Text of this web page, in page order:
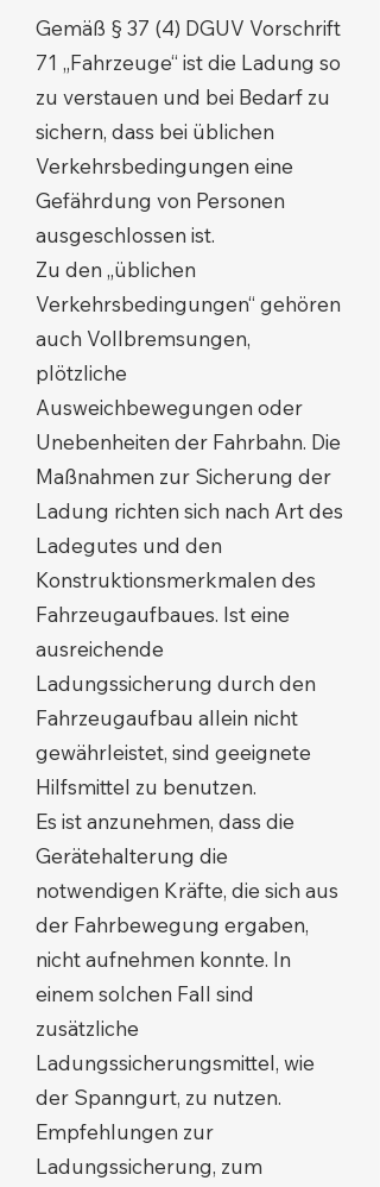
Gemäß § 37 (4) DGUV Vorschrift
71 „Fahrzeuge“ ist die Ladung so
zu verstauen und bei Bedarf zu
sichern, dass bei üblichen
Verkehrsbedingungen eine
Gefährdung von Personen
ausgeschlossen ist.
Zu den „üblichen
Verkehrsbedingungen“ gehören
auch Vollbremsungen,
plötzliche
Ausweichbewegungen oder
Unebenheiten der Fahrbahn. Die
Maßnahmen zur Sicherung der
Ladung richten sich nach Art des
Ladegutes und den
Konstruktionsmerkmalen des
Fahrzeugaufbaues. Ist eine
ausreichende
Ladungssicherung durch den
Fahrzeugaufbau allein nicht
gewährleistet, sind geeignete
Hilfsmittel zu benutzen.
Es ist anzunehmen, dass die
Gerätehalterung die
notwendigen Kräfte, die sich aus
der Fahrbewegung ergaben,
nicht aufnehmen konnte. In
einem solchen Fall sind
zusätzliche
Ladungssicherungsmittel, wie
der Spanngurt, zu nutzen.
Empfehlungen zur
Ladungssicherung, zum